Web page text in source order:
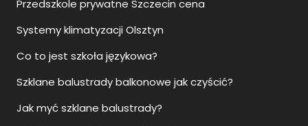
Przedszkole prywatne Szczecin cena
Systemy klimatyzacji Olsztyn
Co to jest szkoła językowa?
Szklane balustrady balkonowe jak czyścić?
Jak myć szklane balustrady?